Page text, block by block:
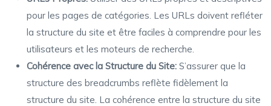
pour les pages de catégories. Les URLs doivent refléter
la structure du site et être faciles à comprendre pour les
utilisateurs et les moteurs de recherche.
Cohérence avec la Structure du Site: S’assurer que la
structure des breadcrumbs reflète fidèlement la
structure du site. La cohérence entre la structure du site